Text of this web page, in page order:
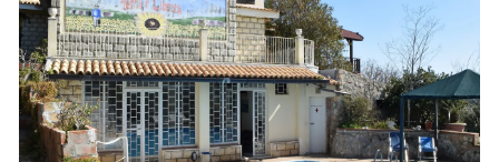
accessibles. L'appartement présente un intérieur décoré...